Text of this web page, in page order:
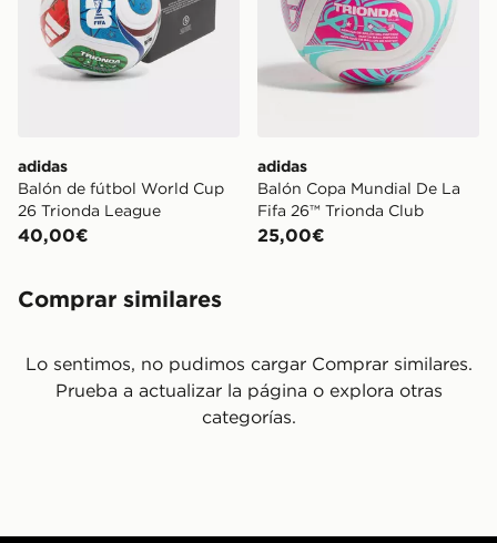
adidas
Balón de fútbol World Cup
26 Trionda League
40,00€
adidas
Balón Copa Mundial De La
Fifa 26™ Trionda Club
25,00€
Comprar similares
Lo sentimos, no pudimos cargar Comprar similares.
Prueba a actualizar la página o explora otras
categorías.